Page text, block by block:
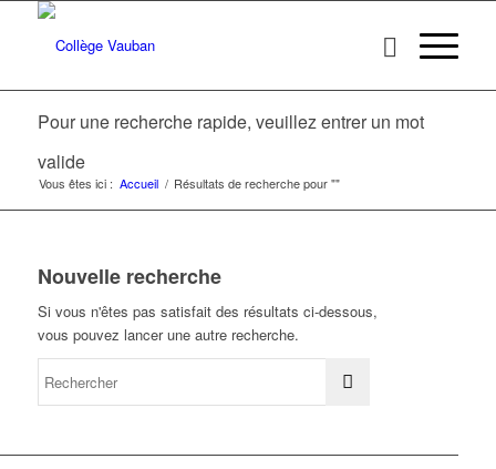
Pour une recherche rapide, veuillez entrer un mot
valide
Vous êtes ici : Accueil / Résultats de recherche pour ""
Nouvelle recherche
Si vous n'êtes pas satisfait des résultats ci-dessous,
vous pouvez lancer une autre recherche.